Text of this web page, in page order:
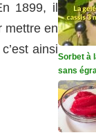
1899, il
mettre en
ainsi
Sorbet à
sans